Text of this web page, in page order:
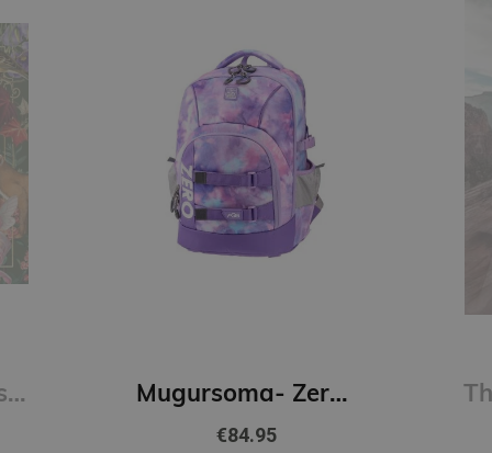
Mugursoma- Zero, anti-gravity, AGS, Flori, 43 x 29 x 21cm The Journey of Soul Initiation : A Field Guide for Visionaries, Revolutionaries, and Evolutionaries
€28.90